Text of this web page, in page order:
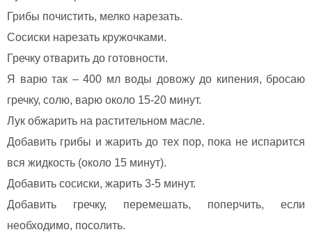
Грибы почистить, мелко нарезать.
Сосиски нарезать кружочками.
Гречку отварить до готовности.
Я варю так – 400 мл воды довожу до кипения, бросаю
гречку, солю, варю около 15-20 минут.
Лук обжарить на растительном масле.
Добавить грибы и жарить до тех пор, пока не испарится
вся жидкость (около 15 минут).
Добавить сосиски, жарить 3-5 минут.
Добавить гречку, перемешать, поперчить, если
необходимо, посолить.